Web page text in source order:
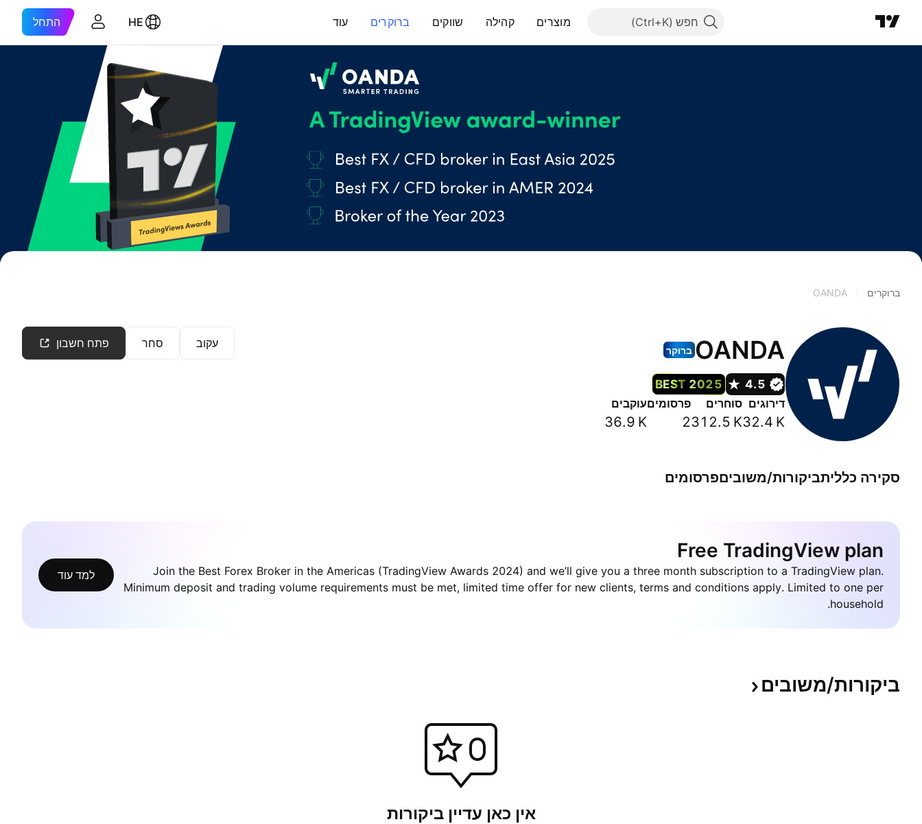
חפש מוצרים קהילה שווקים ברוקרים עוד HE התחל
ברוקרים OANDA
OANDA ברוקר
4.5
BEST 2025
דירוגים
32.4 K
סוחרים
312.5 K
פרסומים
2
עוקבים
36.9 K
פתח חשבון סחר עקוב
סקירה כלליתביקורות/משוביםפרסומים
Free TradingView plan
Join the Best Forex Broker in the Americas (TradingView Awards 2024) and we’ll give you a three month subscription to a TradingView plan.
Minimum deposit and trading volume requirements must be met, limited time offer for new clients, terms and conditions apply. Limited to one per
household.
למד עוד
ביקורות/משובים
אין כאן עדיין ביקורות